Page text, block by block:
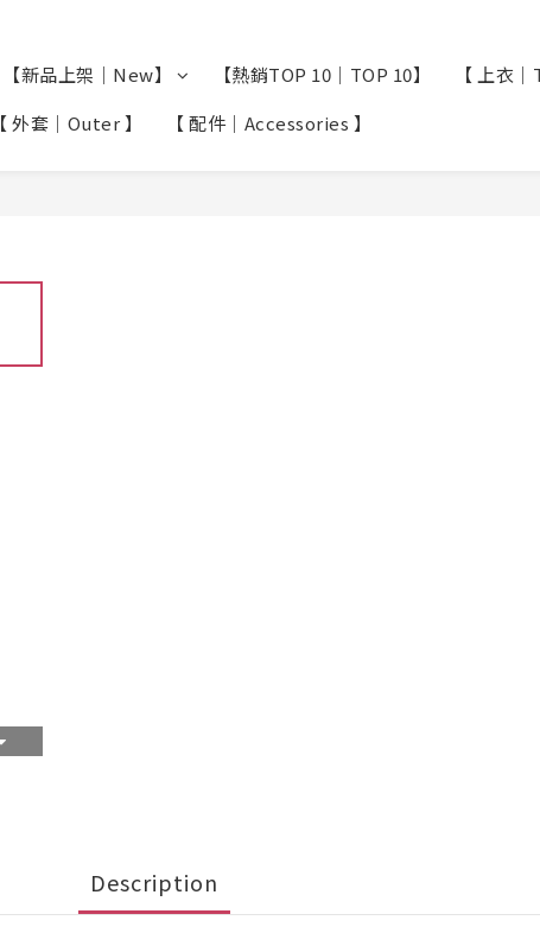
【新品上架｜New】 【熱銷TOP 10｜TOP 10】 【 上衣｜
【 外套｜Outer 】 【 配件｜Accessories 】
Description